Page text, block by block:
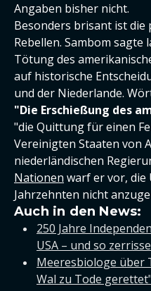
Angaben bisher nicht.
Besonders brisant ist
Rebellen. Sambom sagte
Tötung des
auf historische
und der Niederlande.
"Die Erschießung des
"die Quittung für einen
Vereinigten Staaten von
niederländischen
Nationen warf er vor, die
Jahrzehnten nicht
Auch in den News:
250 Jahre
USA – und so
Meeresbiologe über
Wal zu Tode